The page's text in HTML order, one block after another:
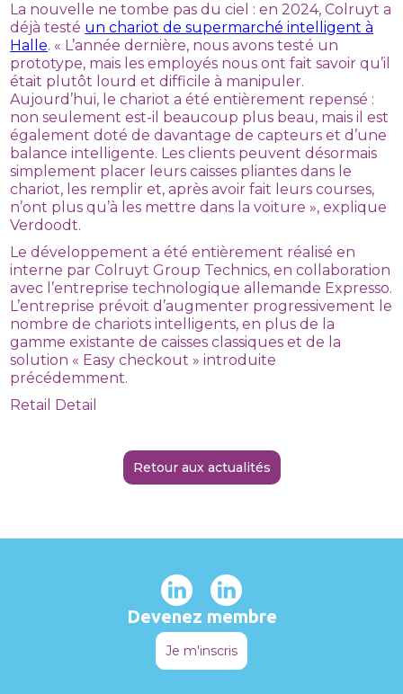
La nouvelle ne tombe pas du ciel : en 2024, Colruyt a
déjà testé un chariot de supermarché intelligent à
Halle. « L’année dernière, nous avons testé un
prototype, mais les employés nous ont fait savoir qu’il
était plutôt lourd et difficile à manipuler.
Aujourd’hui, le chariot a été entièrement repensé :
non seulement est-il beaucoup plus beau, mais il est
également doté de davantage de capteurs et d’une
balance intelligente. Les clients peuvent désormais
simplement placer leurs caisses pliantes dans le
chariot, les remplir et, après avoir fait leurs courses,
n’ont plus qu’à les mettre dans la voiture », explique
Verdoodt.
Le développement a été entièrement réalisé en
interne par Colruyt Group Technics, en collaboration
avec l’entreprise technologique allemande Expresso.
L’entreprise prévoit d’augmenter progressivement le
nombre de chariots intelligents, en plus de la
gamme existante de caisses classiques et de la
solution « Easy checkout » introduite
précédemment.
Retail Detail
Retour aux actualités
Devenez membre
Je m'inscris